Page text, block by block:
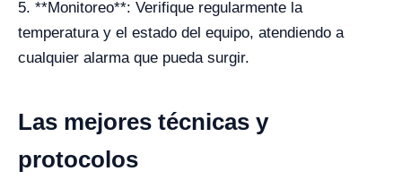
5. **Monitoreo**: Verifique regularmente la
temperatura y el estado del equipo, atendiendo a
cualquier alarma que pueda surgir.
Las mejores técnicas y
protocolos